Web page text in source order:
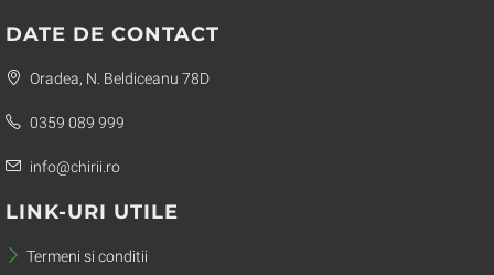
DATE DE CONTACT
Oradea, N. Beldiceanu 78D
0359 089 999
info@chirii.ro
LINK-URI UTILE
Termeni si conditii